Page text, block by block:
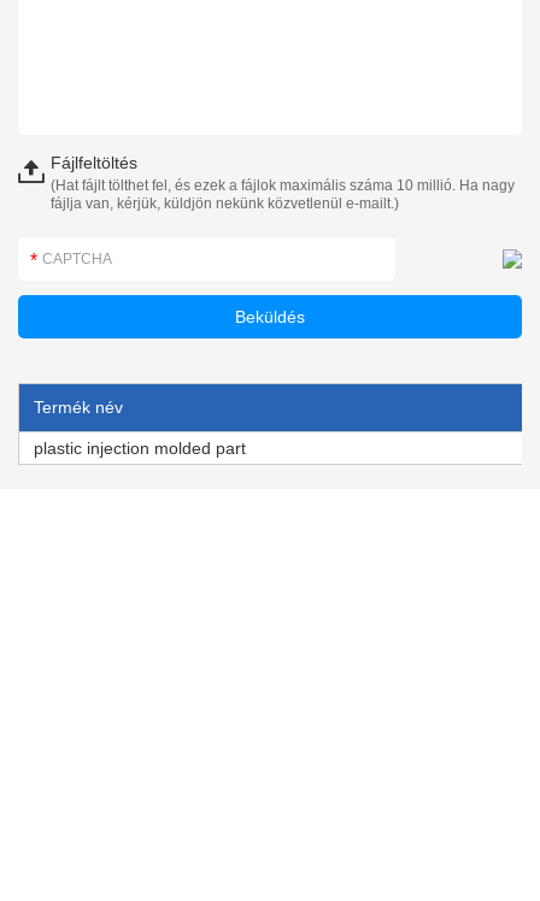
Fájlfeltöltés
(Hat fájlt tölthet fel, és ezek a fájlok maximális száma 10 millió. Ha nagy
fájlja van, kérjük, küldjön nekünk közvetlenül e-mailt.)
Termék név
plastic injection molded part